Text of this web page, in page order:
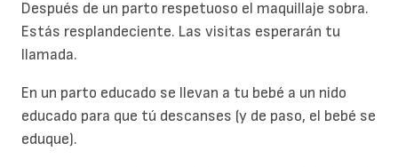
Después de un parto respetuoso el maquillaje sobra.
Estás resplandeciente. Las visitas esperarán tu
llamada.
En un parto educado se llevan a tu bebé a un nido
educado para que tú descanses (y de paso, el bebé se
eduque).